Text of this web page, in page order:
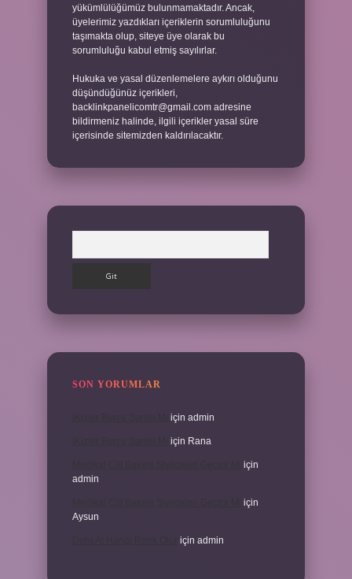
yükümlülüğümüz bulunmamaktadır. Ancak,
üyelerimiz yazdıkları içeriklerin sorumluluğunu
taşımakta olup, siteye üye olarak bu
sorumluluğu kabul etmiş sayılırlar.
Hukuka ve yasal düzenlemelere aykırı olduğunu
düşündüğünüz içerikleri,
backlinkpanelicomtr@gmail.com adresine
bildirmeniz halinde, ilgili içerikler yasal süre
içerisinde sitemizden kaldırılacaktır.
SON YORUMLAR
için admin
için Rana
Medikal Cilt Bakımı Sivilceleri Geçirir Mi
için
admin
Medikal Cilt Bakımı Sivilceleri Geçirir Mi
için
Aysun
için admin